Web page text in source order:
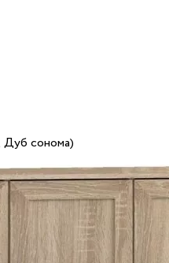
сонома)